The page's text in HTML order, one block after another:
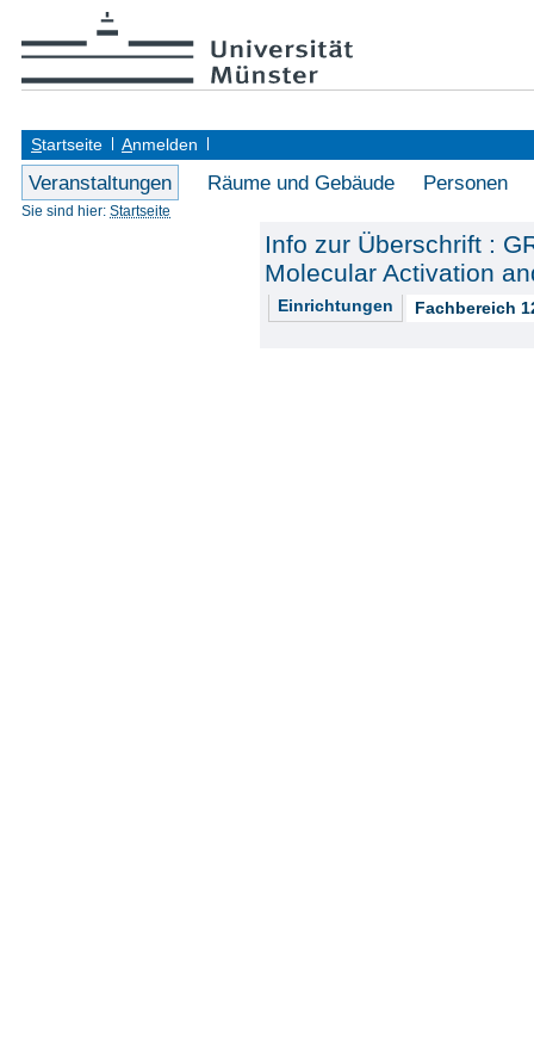
Startseite Anmelden
Veranstaltungen Räume und Gebäude Personen
Sie sind hier: Startseite
Info zur Überschrift :
Molecular Activation
Einrichtungen Fachbereich